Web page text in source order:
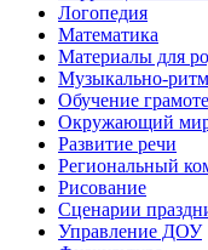
Логопедия
Математика
Материалы для
Музыкально-
Обучение грамоте
Окружающий
Развитие речи
Региональный
Рисование
Сценарии
Управление ДОУ